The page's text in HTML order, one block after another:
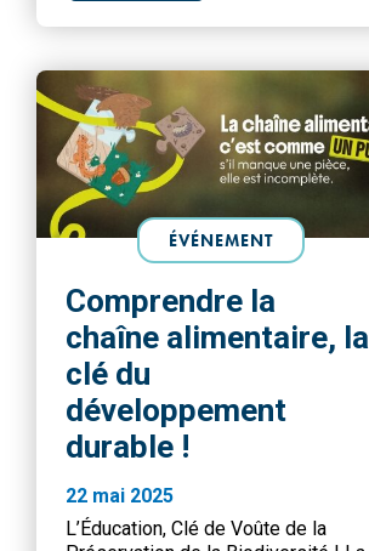
ÉVÉNEMENT
Comprendre la
chaîne alimentaire, la
clé du
développement
durable !
22 mai 2025
L’Éducation, Clé de Voûte de la